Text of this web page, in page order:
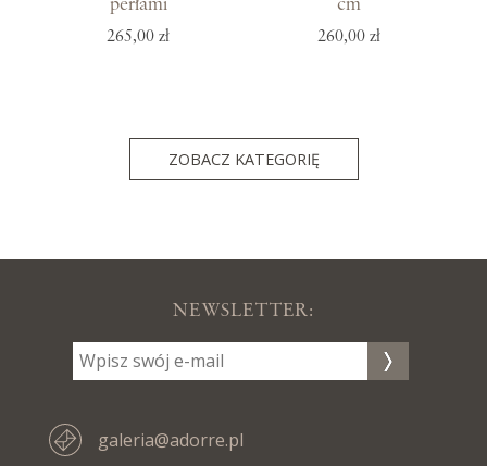
perłami
265,00 zł
cm
260,00 zł
ZOBACZ KATEGORIĘ
NEWSLETTER:
galeria@adorre.pl